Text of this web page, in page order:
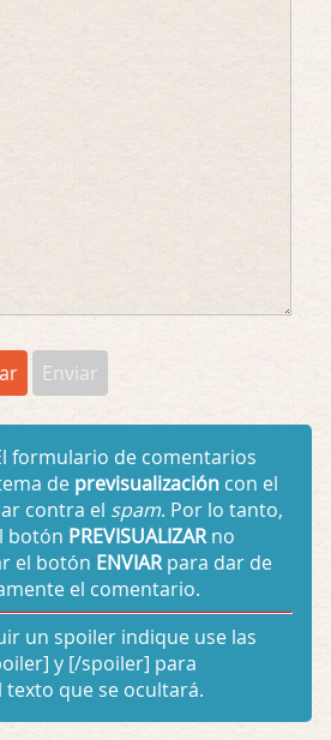
formulario de comentarios
de previsualizacióncon el
contra el spam. Por lo tanto,
botón PREVISUALIZARno
el botón ENVIARpara dar de
el comentario.
un spoiler indique use las
y [/spoiler] para
que se ocultará.